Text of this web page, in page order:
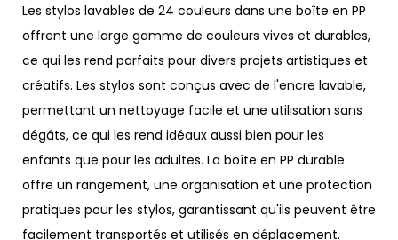
Les stylos lavables de 24 couleurs dans une boîte en PP
offrent une large gamme de couleurs vives et durables,
ce qui les rend parfaits pour divers projets artistiques et
créatifs. Les stylos sont conçus avec de l'encre lavable,
permettant un nettoyage facile et une utilisation sans
dégâts, ce qui les rend idéaux aussi bien pour les
enfants que pour les adultes. La boîte en PP durable
offre un rangement, une organisation et une protection
pratiques pour les stylos, garantissant qu'ils peuvent être
facilement transportés et utilisés en déplacement.